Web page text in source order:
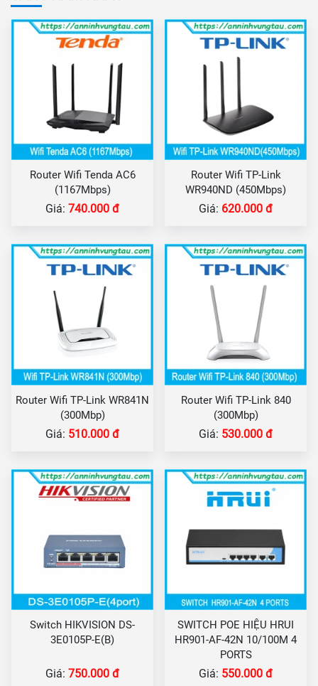
Router Wifi Tenda AC6
(1167Mbps)
Giá: 740.000 đ
Router Wifi TP-Link
WR940ND (450Mbps)
Giá: 620.000 đ
Router Wifi TP-Link WR841N
(300Mbp)
Giá: 510.000 đ
Router Wifi TP-Link 840
(300Mbp)
Giá: 530.000 đ
Switch HIKVISION DS-
3E0105P-E(B)
Giá: 750.000 đ
SWITCH POE HIỆU HRUI
HR901-AF-42N 10/100M 4
PORTS
Giá: 550.000 đ